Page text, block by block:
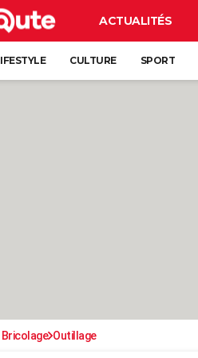
ACTUALITÉS
CULTURE SPORT
Outillage